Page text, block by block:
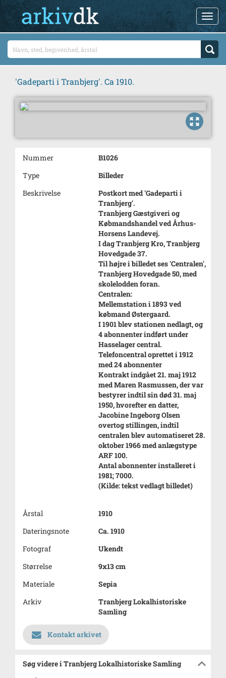
'Gadeparti i Tranbjerg'. Ca 1910.
Nummer
B1026
Type
Billeder
Beskrivelse
Postkort med 'Gadeparti i
Tranbjerg'.
Tranbjerg Gæstgiveri og
Købmandshandel ved Århus-
Horsens Landevej.
I dag Tranbjerg Kro, Tranbjerg
Hovedgade 37.
Til højre i billedet ses 'Centralen',
Tranbjerg Hovedgade 50, med
skolelodden foran.
Centralen:
Mellemstation i 1893 ved
købmand Østergaard.
I 1901 blev stationen nedlagt, og
4 abonnenter indført under
Hasselager central.
Telefoncentral oprettet i 1912
med 24 abonnenter
Kontrakt indgået 21. maj 1912
med Maren Rasmussen, der var
bestyrer indtil sin død 31. maj
1950, hvorefter en datter,
Jacobine Ingeborg Olsen
overtog stillingen, indtil
centralen blev automatiseret 28.
oktober 1966 med anlægstype
ARF 100.
Antal abonnenter installeret i
1981; 7000.
(Kilde: tekst vedlagt billedet)
Årstal
1910
Dateringsnote
Ca. 1910
Fotograf
Ukendt
Størrelse
9x13 cm
Materiale
Sepia
Arkiv
Tranbjerg Lokalhistoriske
Samling
Kontakt arkivet
Søg videre i Tranbjerg Lokalhistoriske Samling